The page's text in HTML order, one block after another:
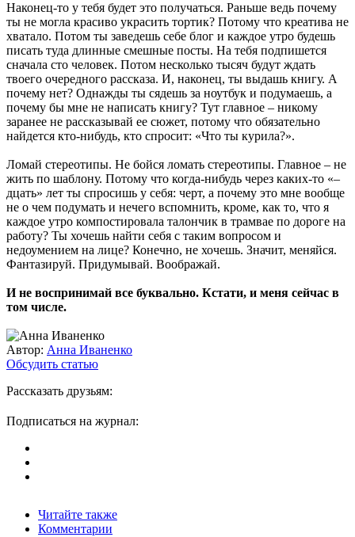
Наконец-то у тебя будет это получаться. Раньше ведь почему
ты не могла красиво украсить тортик? Потому что креатива не
хватало. Потом ты заведешь себе блог и каждое утро будешь
писать туда длинные смешные посты. На тебя подпишется
сначала сто человек. Потом несколько тысяч будут ждать
твоего очередного рассказа. И, наконец, ты выдашь книгу. А
почему нет? Однажды ты сядешь за ноутбук и подумаешь, а
почему бы мне не написать книгу? Тут главное – никому
заранее не рассказывай ее сюжет, потому что обязательно
найдется кто-нибудь, кто спросит: «Что ты курила?».
Ломай стереотипы. Не бойся ломать стереотипы. Главное – не
жить по шаблону. Потому что когда-нибудь через каких-то «–
дцать» лет ты спросишь у себя: черт, а почему это мне вообще
не о чем подумать и нечего вспомнить, кроме, как то, что я
каждое утро компостировала талончик в трамвае по дороге на
работу? Ты хочешь найти себя с таким вопросом и
недоумением на лице? Конечно, не хочешь. Значит, меняйся.
Фантазируй. Придумывай. Воображай.
И не воспринимай все буквально. Кстати, и меня сейчас в
том числе.
Автор: Анна Иваненко
Обсудить статью
Рассказать друзьям:
Подписаться на журнал:
Читайте также
Комментарии